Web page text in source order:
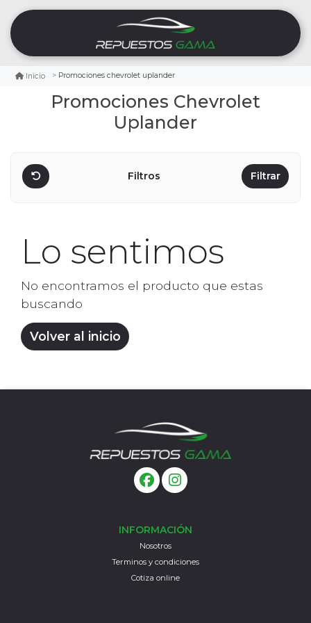
Inicio Promociones chevrolet uplander
Promociones Chevrolet
Uplander
Filtros Filtrar
Lo sentimos
No encontramos el producto que estas
buscando
Volver al inicio
INFORMACIÓN
Nosotros
Terminos y condiciones
Cotiza online